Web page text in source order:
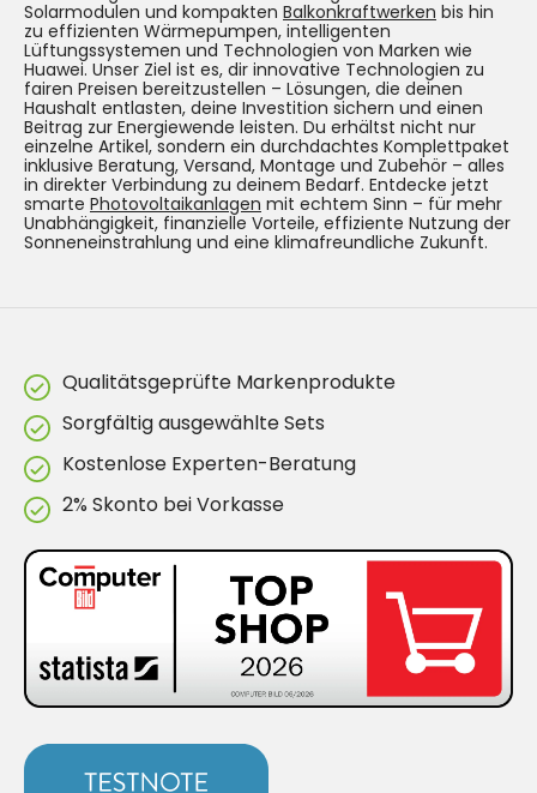
Solarmodulen und kompakten Balkonkraftwerken bis hin
zu effizienten Wärmepumpen, intelligenten
Lüftungssystemen und Technologien von Marken wie
Huawei. Unser Ziel ist es, dir innovative Technologien zu
fairen Preisen bereitzustellen – Lösungen, die deinen
Haushalt entlasten, deine Investition sichern und einen
Beitrag zur Energiewende leisten. Du erhältst nicht nur
einzelne Artikel, sondern ein durchdachtes Komplettpaket
inklusive Beratung, Versand, Montage und Zubehör – alles
in direkter Verbindung zu deinem Bedarf. Entdecke jetzt
smarte Photovoltaikanlagen mit echtem Sinn – für mehr
Unabhängigkeit, finanzielle Vorteile, effiziente Nutzung der
Sonneneinstrahlung und eine klimafreundliche Zukunft.
Qualitätsgeprüfte Markenprodukte
Sorgfältig ausgewählte Sets
Kostenlose Experten-Beratung
2% Skonto bei Vorkasse